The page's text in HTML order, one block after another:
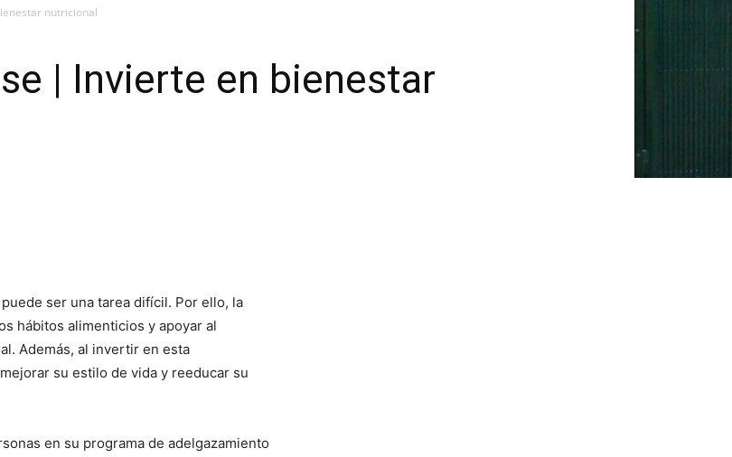
nutricional
| Invierte en bienestar
ser una tarea difícil. Por ello, la
hábitos alimenticios y apoyar al
Además, al invertir en esta
su estilo de vida y reeducar su
en su programa de adelgazamiento